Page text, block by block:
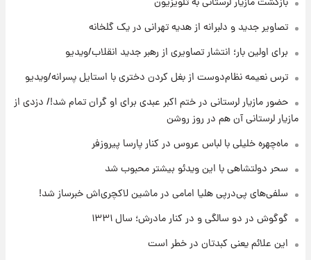
قیمت محصولات ایران‌خودرو و سایپا امروز شنبه
۱۷ مرداد ۱۴۰۵
یک پیش ‌بینی مهم برای قیمت دلار، طلا و سکه
۲۳ ساعت پیش
بازیکن به درد نخور استقلال با مقصد اروپا این
تصاویر جدید و دلبرانه از هدیه تهرانی در یک گلخانه
برای اولین بار؛ انتشار تصاویری از رهبر جدید انقلاب/ویدیو
ترس نعیمه نظام‌دوست از بغل کردن دختری با استایل پسرانه/ویدیو
حضور مازیار لرستانی در ختم اکبر عبدی برای او گران تمام شد!/ دزدی از
مازیار لرستانی آن هم در روز روشن
ماه‌چهره خلیلی با لباس عروس در کنار پارسا پیروزفر
سحر دولتشاهی با این ویدئو بیشتر محبوب شد
سلفی‌های پی‌درپی هلیا امامی در ماشین لاکچری‌اش خبرساز شد!
گوگوش در دو سالگی و در کنار مادرش؛ سال ۱۳۳۱
این علائم یعنی کبدتان در خطر است